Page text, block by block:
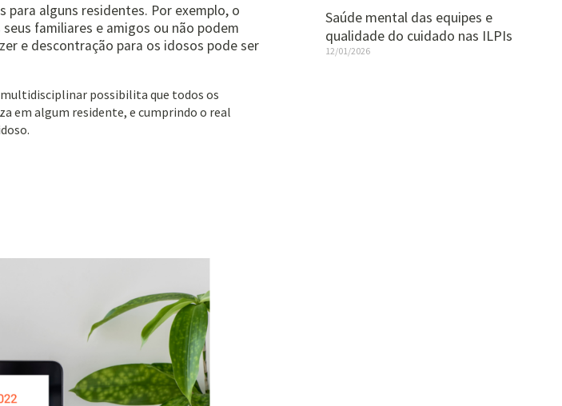
alguns residentes. Por exemplo, o
familiares e amigos ou não podem
e descontração para os idosos pode ser
multidisciplinar possibilita que todos os
em algum residente, e cumprindo o real
Saúde mental das equipes e
qualidade do cuidado nas ILPIs
12/01/2026